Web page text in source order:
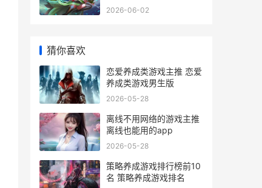
2026-06-02
猜你喜欢
恋爱养成类游戏主推 恋爱
养成类游戏男生版
2026-05-28
离线不用网络的游戏主推
离线也能用的app
2026-05-28
策略养成游戏排行榜前10
名 策略养成游戏排名